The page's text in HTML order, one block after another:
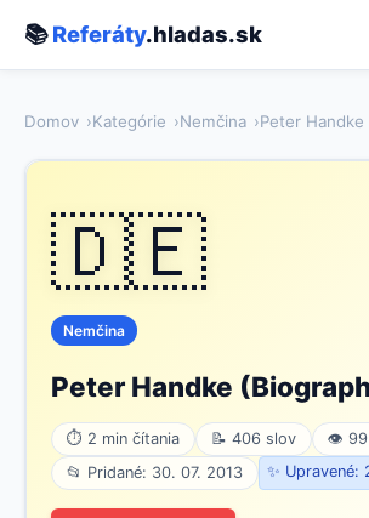
📚Referáty.hladas.sk
Domov Kategórie Nemčina Peter
🇩🇪
Nemčina
Peter Handke
⏱ 2 min čítania 📝 406 slov
👁 99
📂 Pridané: 30. 07. 2013
✨ Upravené: